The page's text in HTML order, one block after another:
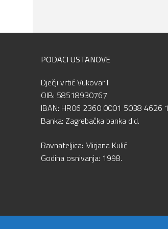
PODACI USTANOVE
Dječji vrtić Vukovar I
OIB: 58518930767
IBAN: HR06 2360 0001 5038 4626 1
Banka: Zagrebačka banka d.d.
Ravnateljica: Mirjana Kulić
Godina osnivanja: 1998.